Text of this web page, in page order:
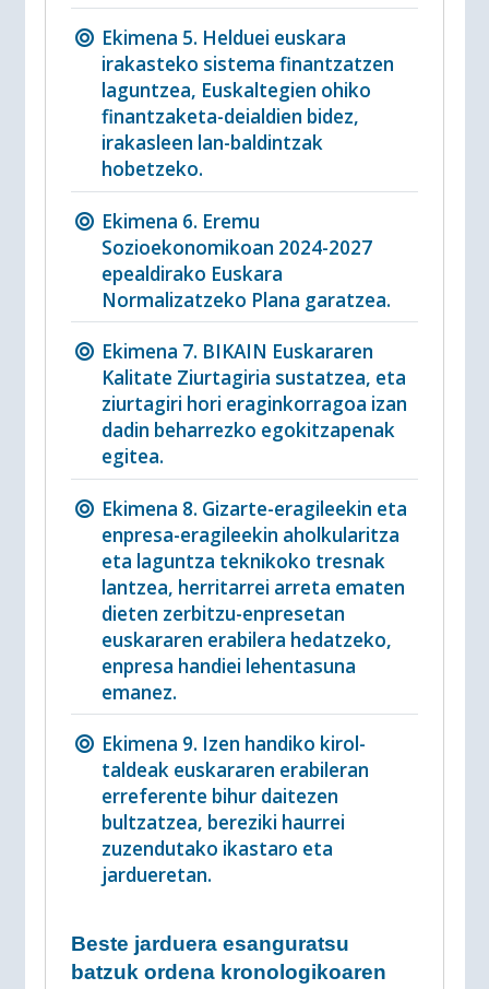
Ekimena 5. Helduei euskara
irakasteko sistema finantzatzen
laguntzea, Euskaltegien ohiko
finantzaketa-deialdien bidez,
irakasleen lan-baldintzak
hobetzeko.
Ekimena 6. Eremu
Sozioekonomikoan 2024-2027
epealdirako Euskara
Normalizatzeko Plana garatzea.
Ekimena 7. BIKAIN Euskararen
Kalitate Ziurtagiria sustatzea, eta
ziurtagiri hori eraginkorragoa izan
dadin beharrezko egokitzapenak
egitea.
Ekimena 8. Gizarte-eragileekin eta
enpresa-eragileekin aholkularitza
eta laguntza teknikoko tresnak
lantzea, herritarrei arreta ematen
dieten zerbitzu-enpresetan
euskararen erabilera hedatzeko,
enpresa handiei lehentasuna
emanez.
Ekimena 9. Izen handiko kirol-
taldeak euskararen erabileran
erreferente bihur daitezen
bultzatzea, bereziki haurrei
zuzendutako ikastaro eta
jardueretan.
Beste jarduera esanguratsu
batzuk ordena kronologikoaren